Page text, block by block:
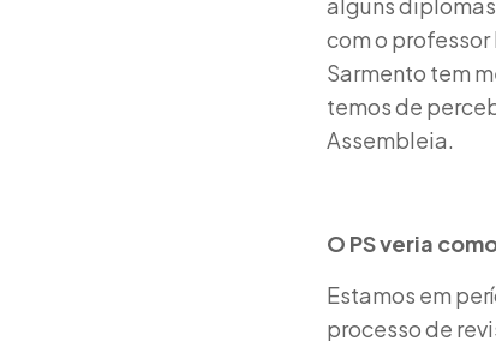
alguns
com o
Sarmento tem
temos de
Assembleia.
O PS veria
Estamos em
processo de